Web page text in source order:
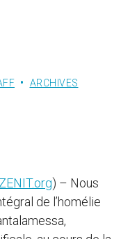
ARCHIVES
ZENIT.org) – Nous
de l’homélie